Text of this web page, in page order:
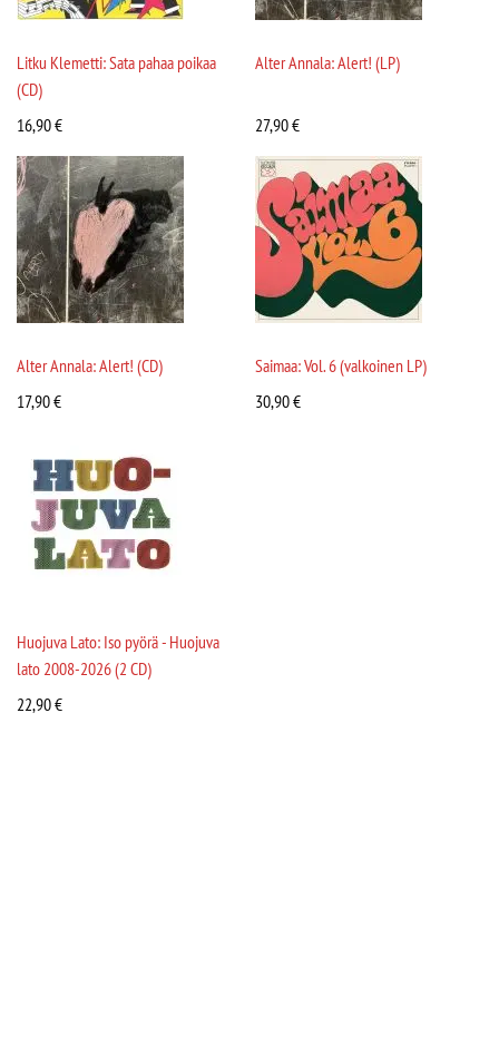
Litku Klemetti: Sata pahaa poikaa
(CD)
16,90€
Alter Annala: Alert! (LP)
27,90€
Alter Annala: Alert! (CD)
17,90€
Saimaa: Vol. 6 (valkoinen LP)
30,90€
Huojuva Lato: Iso pyörä - Huojuva
lato 2008-2026 (2 CD)
22,90€